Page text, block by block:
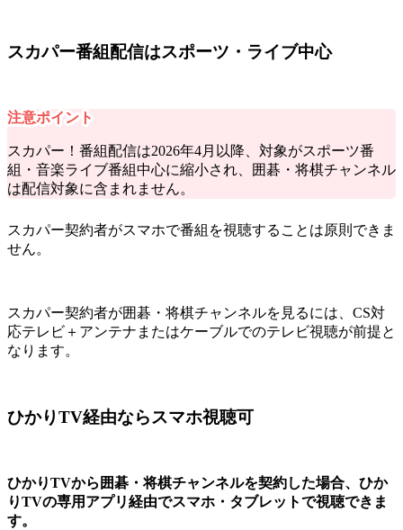
スカパー番組配信はスポーツ・ライブ中心
注意ポイント
スカパー！番組配信は2026年4月以降、対象がスポーツ番
組・音楽ライブ番組中心に縮小され、
囲碁・将棋チャンネル
は配信対象に含まれません。
スカパー契約者がスマホで番組を視聴することは原則できま
せん。
スカパー契約者が囲碁・将棋チャンネルを見るには、CS対
応テレビ＋アンテナまたはケーブルでのテレビ視聴が前提と
なります。
ひかりTV経由ならスマホ視聴可
ひかりTVから囲碁・将棋チャンネルを契約した場合、ひか
りTVの専用アプリ経由でスマホ・タブレットで視聴できま
す。